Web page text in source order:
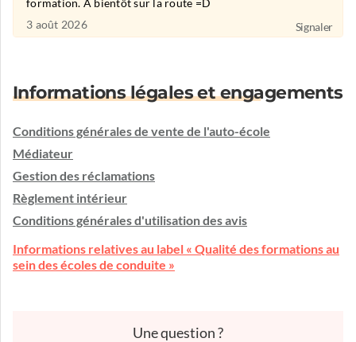
formation. À bientôt sur la route =D
3 août 2026
Signaler
Informations légales et engagements
Conditions générales de vente de l'auto-école
Médiateur
Gestion des réclamations
Règlement intérieur
Conditions générales d'utilisation des avis
Informations relatives au label « Qualité des formations au
sein des écoles de conduite »
Une question ?